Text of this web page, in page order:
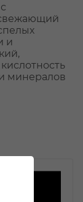
и
минералов